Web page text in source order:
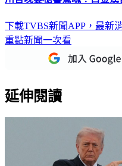
下載TVBS新聞APP，最新
重點新聞一次看
延伸閱讀